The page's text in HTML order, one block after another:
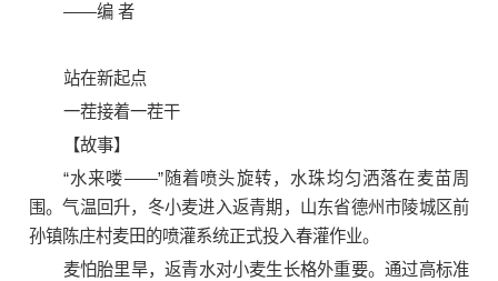
——编 者
站在新起点
一茬接着一茬干
【故事】
“水来喽——”随着喷头旋转，水珠均匀洒落在麦苗周
围。气温回升，冬小麦进入返青期，山东省德州市陵城区前
孙镇陈庄村麦田的喷灌系统正式投入春灌作业。
麦怕胎里旱，返青水对小麦生长格外重要。通过高标准